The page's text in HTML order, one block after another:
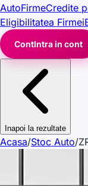
AutoFirmeCredite
Eligibilitatea Firmei
ContIntra in cont
Inapoi la rezultate
Acasa/Stoc Auto/